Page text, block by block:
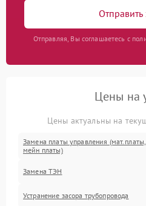
Отправить
Отправляя, Вы соглашаетесь с
Цены на
Цены актуальны на
Замена платы управления (мат.платы,
мейн платы)
Замена ТЭН
Устранение засора трубопровода